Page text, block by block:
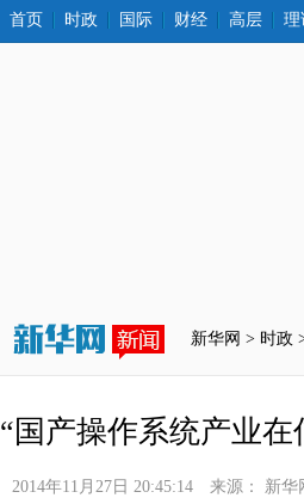
首页 时政 国际 财经 高层 理
新华网 > 时政
“国产操作系统产业
2014年11月27日 20:45:14 来源： 新华